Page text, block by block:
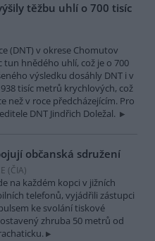
těžbu uhlí o 700 tisíc
(DNT) v okrese Chomutov
tun hnědého uhlí, což je o 700
výsledku dosáhly DNT i v
tisíc metrů krychlových, což
než v roce předcházejícím. Pro
DNT Jindřich Doležal.
občanská sdružení
(ČIA)
na každém kopci v jižních
telefonů, vyjádřili zástupci
ke svolání tiskové
zhruba 50 metrů od